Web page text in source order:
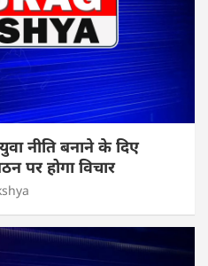
नीति बनाने के दिए
पर होगा विचार